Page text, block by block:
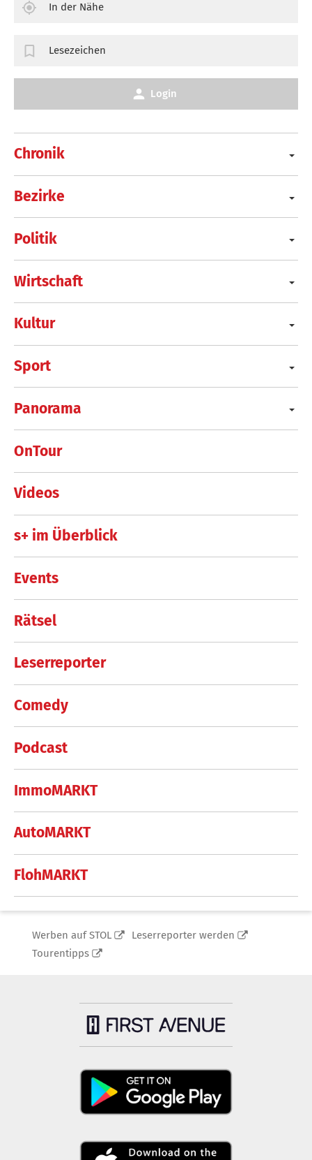
Chronik
Bezirke
Politik
Wirtschaft
Kultur
Sport
Panorama
OnTour
Videos
s+ im Überblick
Events
Rätsel
Leserreporter
Comedy
Podcast
ImmoMARKT
AutoMARKT
FlohMARKT
In der Nähe
Lesezeichen
Login
Werben auf STOL
Leserreporter werden
Tourentipps